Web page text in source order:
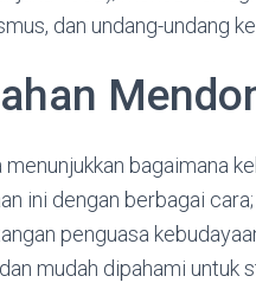
dan undang-undang
bagaimana
ini dengan berbagai
penguasa
mudah dipahami untuk